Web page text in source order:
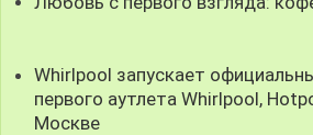
Whirlpool запускает
первого аутлета Whirlpool,
Москве